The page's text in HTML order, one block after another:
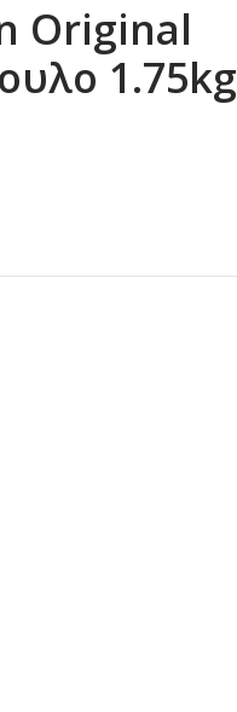
Original
1.75kg